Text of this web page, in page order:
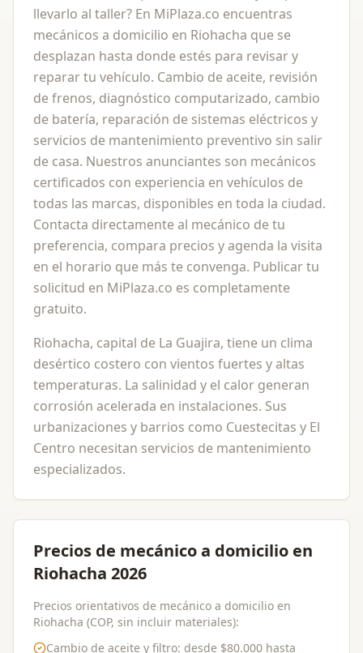
llevarlo al taller? En MiPlaza.co encuentras
mecánicos a domicilio en Riohacha que se
desplazan hasta donde estés para revisar y
reparar tu vehículo. Cambio de aceite, revisión
de frenos, diagnóstico computarizado, cambio
de batería, reparación de sistemas eléctricos y
servicios de mantenimiento preventivo sin salir
de casa. Nuestros anunciantes son mecánicos
certificados con experiencia en vehículos de
todas las marcas, disponibles en toda la ciudad.
Contacta directamente al mecánico de tu
preferencia, compara precios y agenda la visita
en el horario que más te convenga. Publicar tu
solicitud en MiPlaza.co es completamente
gratuito.
Riohacha, capital de La Guajira, tiene un clima
desértico costero con vientos fuertes y altas
temperaturas. La salinidad y el calor generan
corrosión acelerada en instalaciones. Sus
urbanizaciones y barrios como Cuestecitas y El
Centro necesitan servicios de mantenimiento
especializados.
Precios de mecánico a domicilio en
Riohacha 2026
Precios orientativos de mecánico a domicilio en
Riohacha (COP, sin incluir materiales):
Cambio de aceite y filtro: desde $80.000 hasta